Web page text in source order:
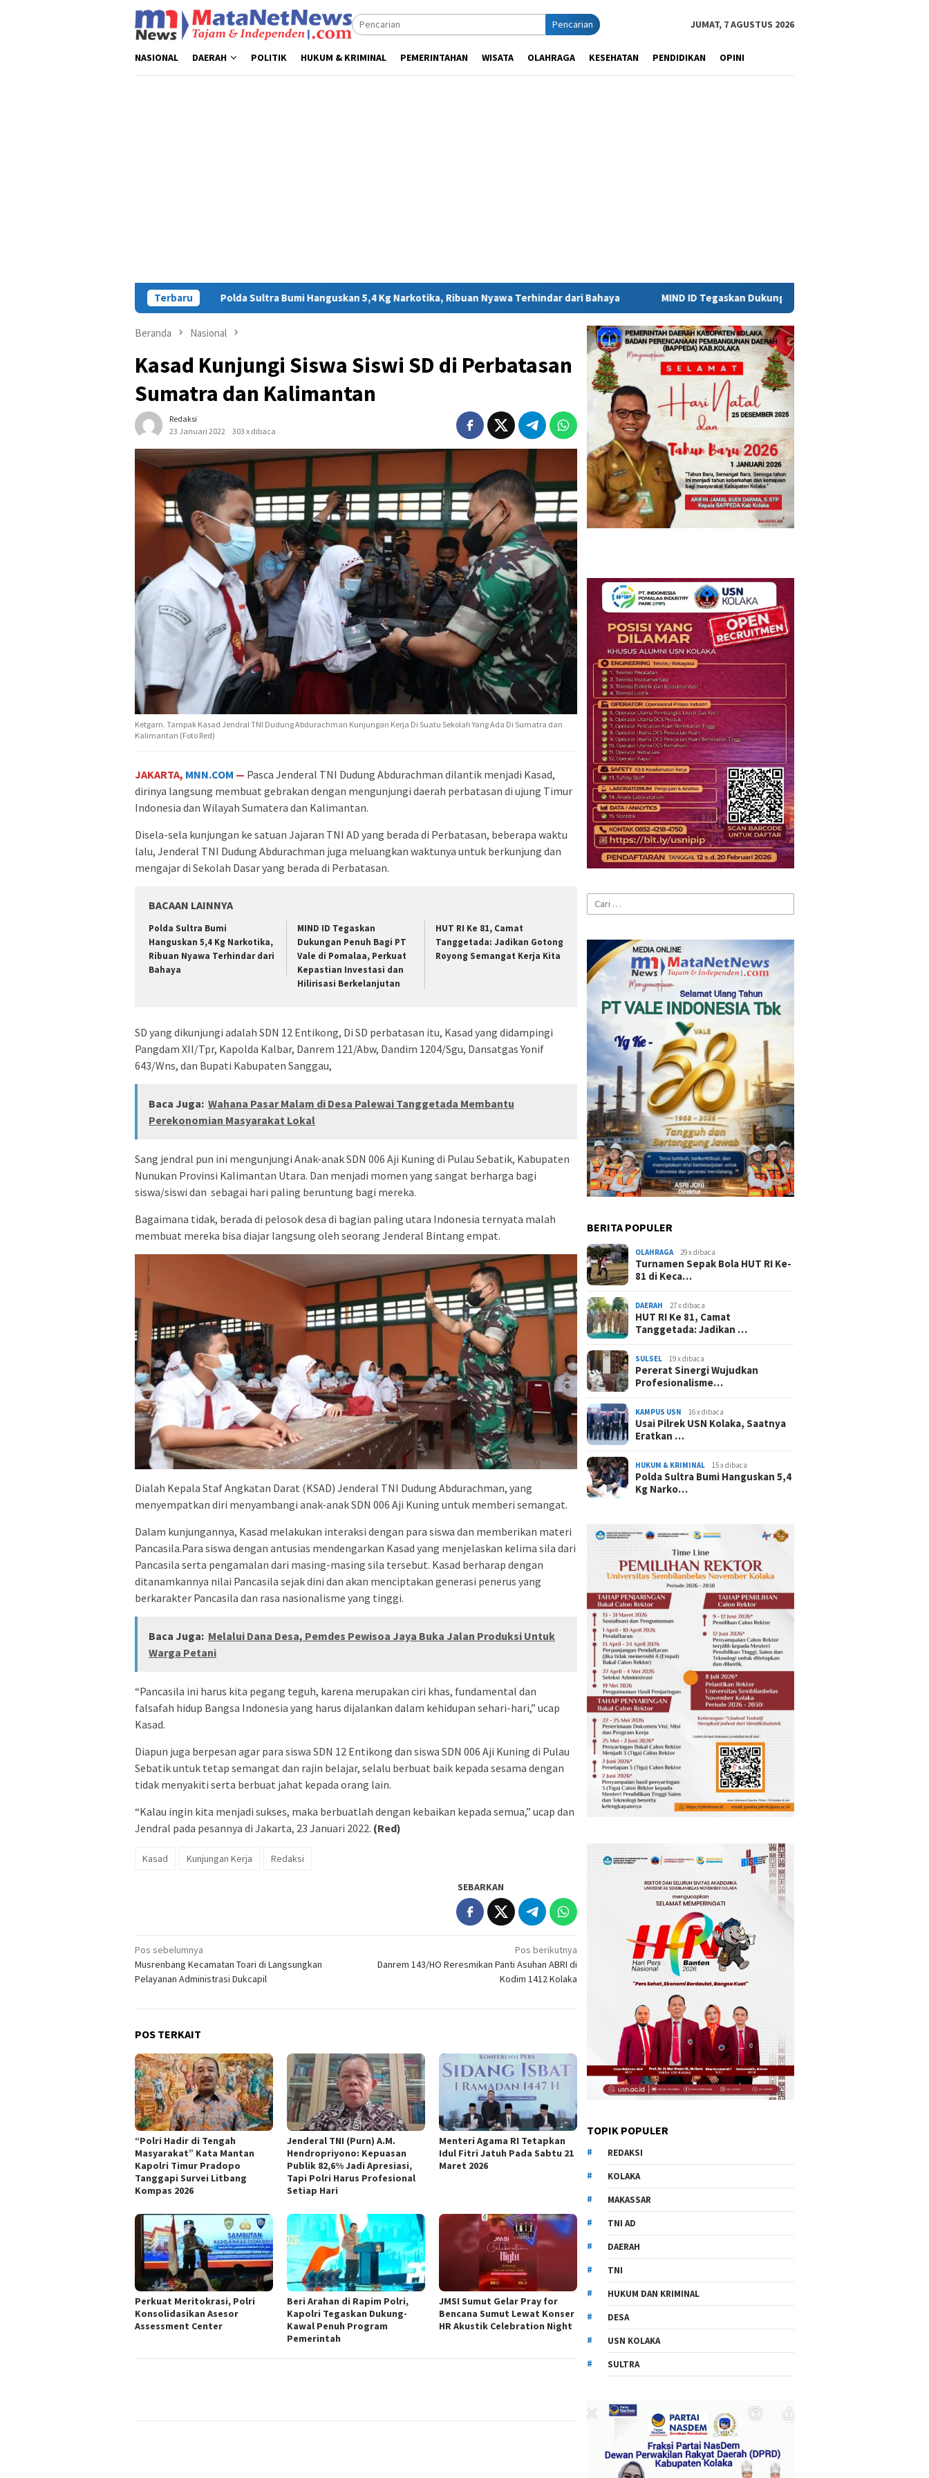
Pencarian JUMAT, 7 AGUSTUS 2026
NASIONAL DAERAH POLITIK HUKUM & KRIMINAL PEMERINTAHAN WISATA OLAHRAGA KESEHATAN PENDIDIKAN OPINI
Terbaru
Polda Sultra Bumi Hanguskan 5,4 Kg Narkotika, Ribuan Nyawa Terhindar dari Bahaya MIND ID Tegaskan Dukungan Penuh Bagi PT Vale di Pomalaa, Perkuat Kepastian
Beranda Nasional
Kasad Kunjungi Siswa Siswi SD di Perbatasan
Sumatra dan Kalimantan
Redaksi
23 Januari 2022
303 x dibaca
Ketgam. Tampak Kasad Jendral TNI Dudung Abdurachman Kunjungan Kerja Di Suatu Sekolah Yang Ada Di Sumatra dan
Kalimantan (Foto Red)
JAKARTA, MNN.COM — Pasca Jenderal TNI Dudung Abdurachman dilantik menjadi Kasad,
dirinya langsung membuat gebrakan dengan mengunjungi daerah perbatasan di ujung Timur
Indonesia dan Wilayah Sumatera dan Kalimantan.
Disela-sela kunjungan ke satuan Jajaran TNI AD yang berada di Perbatasan, beberapa waktu
lalu, Jenderal TNI Dudung Abdurachman juga meluangkan waktunya untuk berkunjung dan
mengajar di Sekolah Dasar yang berada di Perbatasan.
BACAAN LAINNYA
Polda Sultra Bumi
Hanguskan 5,4 Kg Narkotika,
Ribuan Nyawa Terhindar dari
Bahaya
MIND ID Tegaskan
Dukungan Penuh Bagi PT
Vale di Pomalaa, Perkuat
Kepastian Investasi dan
Hilirisasi Berkelanjutan
HUT RI Ke 81, Camat
Tanggetada: Jadikan Gotong
Royong Semangat Kerja Kita
SD yang dikunjungi adalah SDN 12 Entikong, Di SD perbatasan itu, Kasad yang didampingi
Pangdam XII/Tpr, Kapolda Kalbar, Danrem 121/Abw, Dandim 1204/Sgu, Dansatgas Yonif
643/Wns, dan Bupati Kabupaten Sanggau,
Baca Juga: Wahana Pasar Malam di Desa Palewai Tanggetada Membantu
Perekonomian Masyarakat Lokal
Sang jendral pun ini mengunjungi Anak-anak SDN 006 Aji Kuning di Pulau Sebatik, Kabupaten
Nunukan Provinsi Kalimantan Utara. Dan menjadi momen yang sangat berharga bagi
siswa/siswi dan sebagai hari paling beruntung bagi mereka.
Bagaimana tidak, berada di pelosok desa di bagian paling utara Indonesia ternyata malah
membuat mereka bisa diajar langsung oleh seorang Jenderal Bintang empat.
Dialah Kepala Staf Angkatan Darat (KSAD) Jenderal TNI Dudung Abdurachman, yang
menyempatkan diri menyambangi anak-anak SDN 006 Aji Kuning untuk memberi semangat.
Dalam kunjungannya, Kasad melakukan interaksi dengan para siswa dan memberikan materi
Pancasila.Para siswa dengan antusias mendengarkan Kasad yang menjelaskan kelima sila dari
Pancasila serta pengamalan dari masing-masing sila tersebut. Kasad berharap dengan
ditanamkannya nilai Pancasila sejak dini dan akan menciptakan generasi penerus yang
berkarakter Pancasila dan rasa nasionalisme yang tinggi.
Baca Juga: Melalui Dana Desa, Pemdes Pewisoa Jaya Buka Jalan Produksi Untuk
Warga Petani
“Pancasila ini harus kita pegang teguh, karena merupakan ciri khas, fundamental dan
falsafah hidup Bangsa Indonesia yang harus dijalankan dalam kehidupan sehari-hari,” ucap
Kasad.
Diapun juga berpesan agar para siswa SDN 12 Entikong dan siswa SDN 006 Aji Kuning di Pulau
Sebatik untuk tetap semangat dan rajin belajar, selalu berbuat baik kepada sesama dengan
tidak menyakiti serta berbuat jahat kepada orang lain.
“Kalau ingin kita menjadi sukses, maka berbuatlah dengan kebaikan kepada semua,” ucap dan
Jendral pada pesannya di Jakarta, 23 Januari 2022. (Red)
Kasad Kunjungan Kerja Redaksi
SEBARKAN
Navigasi
pos
Pos sebelumnya
Musrenbang Kecamatan Toari di Langsungkan
Pelayanan Administrasi Dukcapil
Pos berikutnya
Danrem 143/HO Reresmikan Panti Asuhan ABRI di
Kodim 1412 Kolaka
POS TERKAIT
“Polri Hadir di Tengah
Masyarakat” Kata Mantan
Kapolri Timur Pradopo
Tanggapi Survei Litbang
Kompas 2026
Jenderal TNI (Purn) A.M.
Hendropriyono: Kepuasan
Publik 82,6% Jadi Apresiasi,
Tapi Polri Harus Profesional
Setiap Hari
Menteri Agama RI Tetapkan
Idul Fitri Jatuh Pada Sabtu 21
Maret 2026
Perkuat Meritokrasi, Polri
Konsolidasikan Asesor
Assessment Center
Beri Arahan di Rapim Polri,
Kapolri Tegaskan Dukung-
Kawal Penuh Program
Pemerintah
JMSI Sumut Gelar Pray for
Bencana Sumut Lewat Konser
HR Akustik Celebration Night
Cari
untuk:
BERITA POPULER
OLAHRAGA 29 x dibaca
Turnamen Sepak Bola HUT RI Ke-
81 di Keca…
DAERAH 27 x dibaca
HUT RI Ke 81, Camat
Tanggetada: Jadikan …
SULSEL 19 x dibaca
Pererat Sinergi Wujudkan
Profesionalisme…
KAMPUS USN 16 x dibaca
Usai Pilrek USN Kolaka, Saatnya
Eratkan …
HUKUM & KRIMINAL 15 x dibaca
Polda Sultra Bumi Hanguskan 5,4
Kg Narko…
TOPIK POPULER
REDAKSI
KOLAKA
MAKASSAR
TNI AD
DAERAH
TNI
HUKUM DAN KRIMINAL
DESA
USN KOLAKA
SULTRA